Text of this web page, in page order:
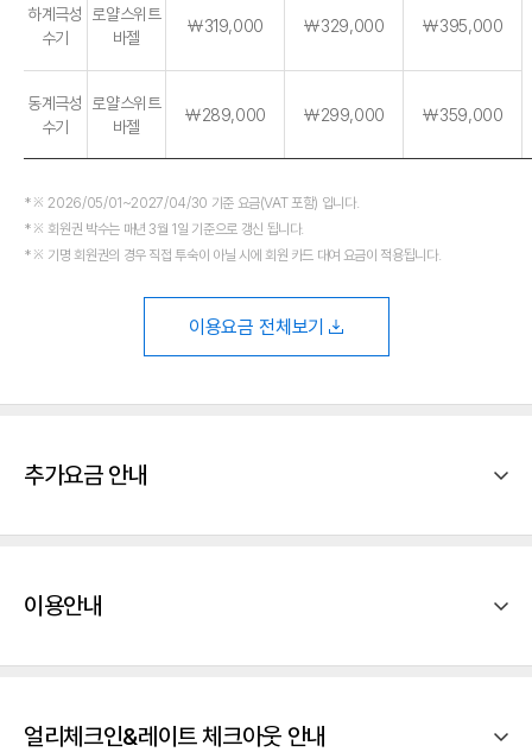
하계극성
수기
로얄스위트
바젤
￦319,000 ￦329,000 ￦395,000
동계극성
수기
로얄스위트
바젤
￦289,000 ￦299,000 ￦359,000
※ 2026/05/01~2027/04/30 기준 요금(VAT 포함) 입니다.
※ 회원권 박수는 매년 3월 1일 기준으로 갱신 됩니다.
※ 기명 회원권의 경우 직접 투숙이 아닐 시에 회원 카드 대여 요금이 적용됩니다.
이용요금 전체보기
추가요금 안내
이용안내
얼리체크인&레이트 체크아웃 안내